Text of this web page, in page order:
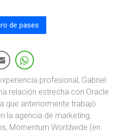
de pases
profesional, Gabriel
relación estrecha con Oracle
que anteriormente trabajó
la agencia de marketing,
Momentum Worldwide (en